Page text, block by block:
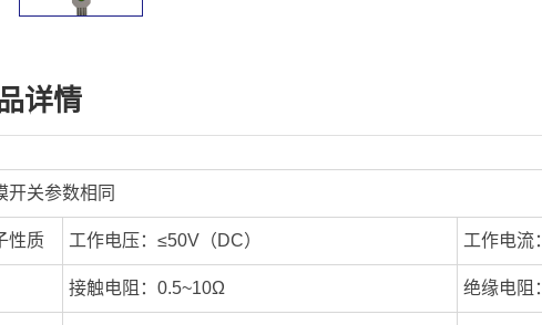
详情
开关参数相同
性质 工作电压：≤50V（DC） 工作电流
接触电阻：0.5~10Ω 绝缘电阻